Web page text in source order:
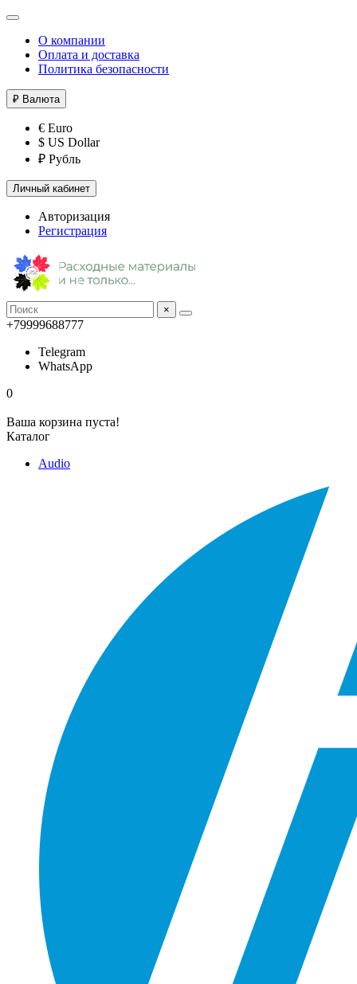
О компании
Оплата и доставка
Политика безопасности
₽ Валюта
€ Euro
$ US Dollar
₽ Рубль
Личный кабинет
Авторизация
Регистрация
×
+79999688777
Telegram
WhatsApp
0
Ваша корзина пуста!
Каталог
Audio